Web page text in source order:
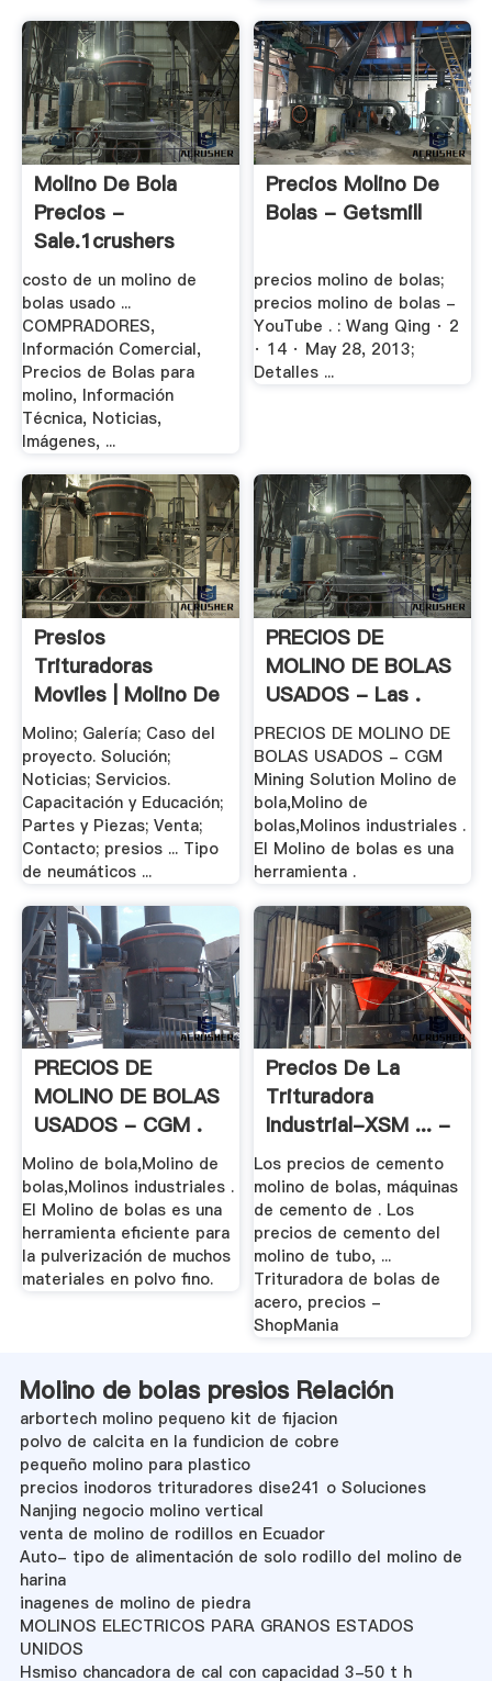
Molino De Bola
Precios -
Sale.1crushers
costo de un molino de
bolas usado ...
COMPRADORES,
Información Comercial,
Precios de Bolas para
molino, Información
Técnica, Noticias,
Imágenes, ...
Precios Molino De
Bolas - Getsmill
precios molino de bolas;
precios molino de bolas -
YouTube . : Wang Qing · 2
· 14 · May 28, 2013;
Detalles ...
Presios
Trituradoras
Moviles | Molino De
.
Molino; Galería; Caso del
proyecto. Solución;
Noticias; Servicios.
Capacitación y Educación;
Partes y Piezas; Venta;
Contacto; presios ... Tipo
de neumáticos ...
PRECIOS DE
MOLINO DE BOLAS
USADOS - Las .
PRECIOS DE MOLINO DE
BOLAS USADOS - CGM
Mining Solution Molino de
bola,Molino de
bolas,Molinos industriales .
El Molino de bolas es una
herramienta .
PRECIOS DE
MOLINO DE BOLAS
USADOS - CGM .
Molino de bola,Molino de
bolas,Molinos industriales .
El Molino de bolas es una
herramienta eficiente para
la pulverización de muchos
materiales en polvo fino.
Precios De La
Trituradora
Industrial-XSM ... -
.
Los precios de cemento
molino de bolas, máquinas
de cemento de . Los
precios de cemento del
molino de tubo, ...
Trituradora de bolas de
acero, precios -
ShopMania
Molino de bolas presios Relación
arbortech molino pequeno kit de fijacion
polvo de calcita en la fundicion de cobre
pequeño molino para plastico
precios inodoros trituradores dise241 o Soluciones
Nanjing negocio molino vertical
venta de molino de rodillos en Ecuador
Auto- tipo de alimentación de solo rodillo del molino de
harina
inagenes de molino de piedra
MOLINOS ELECTRICOS PARA GRANOS ESTADOS
UNIDOS
Hsmiso chancadora de cal con capacidad 3-50 t h